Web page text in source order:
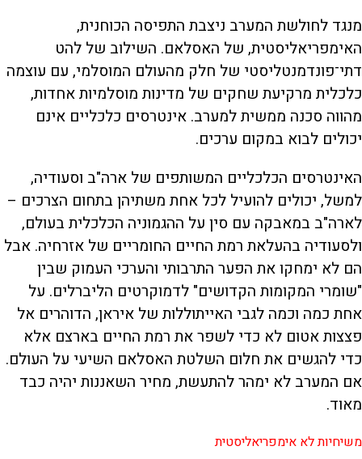
מנגד לחולשת המערב ניצבת התפיסה הכוחנית,
האימפריאליסטית, של האסלאם. השילוב של להט
דתי־פונדמנטליסטי של חלק מהעולם המוסלמי, עם עוצמה
כלכלית מרקיעת שחקים של מדינות מוסלמיות אחדות,
מהווה סכנה ממשית למערב. אינטרסים כלכליים אינם
יכולים לבוא במקום ערכים.
האינטרסים הכלכליים המשותפים של ארה"ב וסעודיה,
למשל, יכולים להועיל לכל אחת משתיהן בתחום הצרכים –
לארה"ב במאבקה עם סין על ההגמוניה הכלכלית בעולם,
ולסעודיה בהעלאת רמת החיים החומריים של אזרחיה. אבל
הם לא ימחקו את הפער התרבותי והערכי העמוק שבין
"שומרי המקומות הקדושים" לדמוקרטים הליברלים. על
אחת כמה וכמה לגבי האייתוללות של איראן, הדוהרים אל
פצצות אטום לא כדי לשפר את רמת החיים בארצם אלא
כדי להגשים את חלום השלטת האסלאם השיעי על העולם.
אם המערב לא ימהר להתעשת, מחיר השאננות יהיה כבד
מאוד.
משיחיות לא אימפריאליסטית